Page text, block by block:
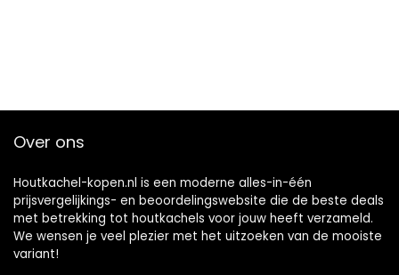
Over ons
Houtkachel-kopen.nl is een moderne alles-in-één
prijsvergelijkings- en beoordelingswebsite die de beste deals
met betrekking tot houtkachels voor jouw heeft verzameld.
We wensen je veel plezier met het uitzoeken van de mooiste
variant!